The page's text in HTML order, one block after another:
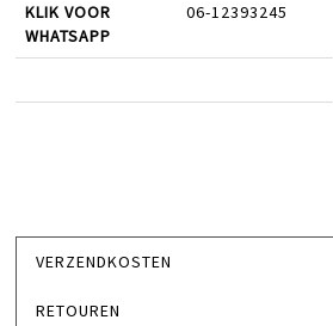
KLIK VOOR
WHATSAPP
06-12393245
VERZENDKOSTEN
RETOUREN